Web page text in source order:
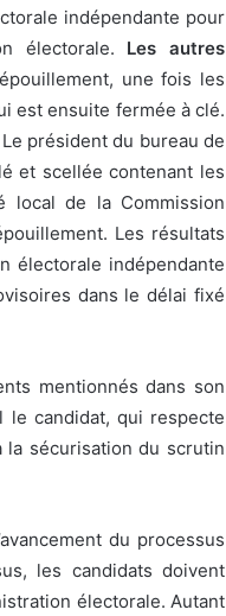
indépendante pour
électorale. Les autres
une fois les
est ensuite fermée à clé.
président du bureau de
et scellée contenant les
local de la Commission
Les résultats
électorale indépendante
dans le délai fixé
mentionnés dans son
le candidat, qui respecte
la sécurisation du scrutin
du processus
les candidats doivent
électorale. Autant